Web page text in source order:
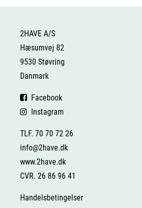
2HAVE A/S
Hæsumvej 82
9530 Støvring
Danmark
Facebook
Instagram
TLF. 70 70 72 26
info@2have.dk
www.2have.dk
CVR. 26 86 96 41
Handelsbetingelser